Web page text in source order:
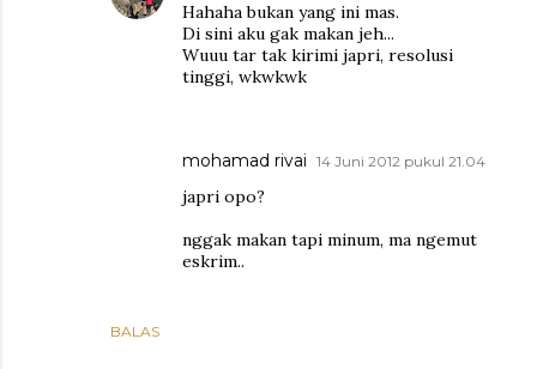
BALAS
Hahaha bukan yang ini mas.
Di sini aku gak makan jeh...
Wuuu tar tak kirimi japri, resolusi
tinggi, wkwkwk
mohamad rivai 14 Juni 2012 pukul 21.04
japri opo?
nggak makan tapi minum, ma ngemut
eskrim..